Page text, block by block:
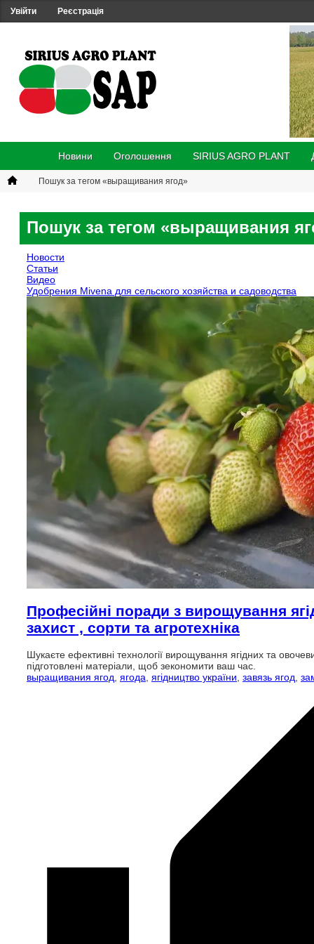
Увійти Реєстрація
Новини Оголошення SIRIUS AGRO PLANT
Пошук за тегом «выращивания ягод»
Пошук за тегом «выращивания
Новости
Статьи
Видео
Удобрения Mivena для сельского хозяйства и садоводства
Професійні поради з вирощування
захист , сорти та агротехніка
Шукаєте ефективні технології вирощування ягідних та
підготовлені матеріали, щоб зекономити ваш час.
выращивания ягод ягода ягідництво україни завязь ягод